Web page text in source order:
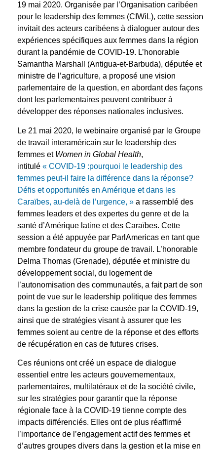
19 mai 2020. Organisée par l’Organisation caribéen
pour le leadership des femmes (CIWiL), cette session
invitait des acteurs caribéens à dialoguer autour des
expériences spécifiques aux femmes dans la région
durant la pandémie de COVID-19. L’honorable
Samantha Marshall (Antigua-et-Barbuda), députée et
ministre de l’agriculture, a proposé une vision
parlementaire de la question, en abordant des façons
dont les parlementaires peuvent contribuer à
développer des réponses nationales inclusives.
Le 21 mai 2020, le webinaire organisé par le Groupe
de travail interaméricain sur le leadership des
femmes et Women in Global Health,
intitulé « COVID-19 :pourquoi le leadership des
femmes peut-il faire la différence dans la réponse?
Défis et opportunités en Amérique et dans les
Caraïbes, au-delà de l’urgence, » a rassemblé des
femmes leaders et des expertes du genre et de la
santé d’Amérique latine et des Caraïbes. Cette
session a été appuyée par ParlAmericas en tant que
membre fondateur du groupe de travail. L’honorable
Delma Thomas (Grenade), députée et ministre du
développement social, du logement de
l’autonomisation des communautés, a fait part de son
point de vue sur le leadership politique des femmes
dans la gestion de la crise causée par la COVID-19,
ainsi que de stratégies visant à assurer que les
femmes soient au centre de la réponse et des efforts
de récupération en cas de futures crises.
Ces réunions ont créé un espace de dialogue
essentiel entre les acteurs gouvernementaux,
parlementaires, multilatéraux et de la société civile,
sur les stratégies pour garantir que la réponse
régionale face à la COVID-19 tienne compte des
impacts différenciés. Elles ont de plus réaffirmé
l’importance de l’engagement actif des femmes et
d’autres groupes divers dans la gestion et la mise en